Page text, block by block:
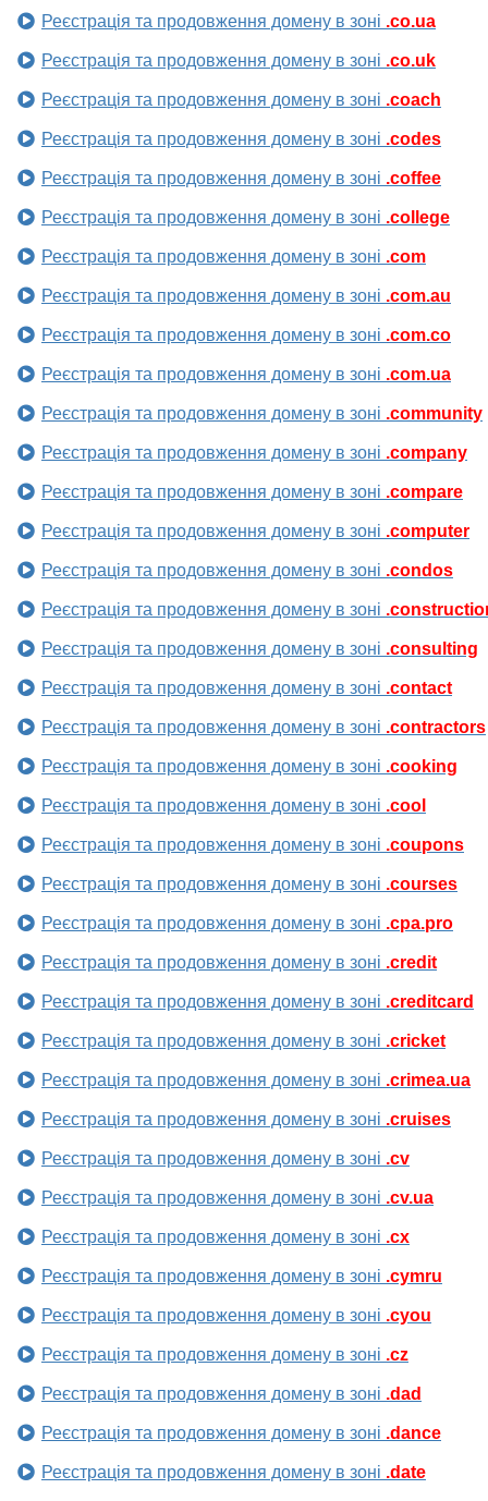
Реєстрація та продовження домену в зоні .co.ua
Реєстрація та продовження домену в зоні .co.uk
Реєстрація та продовження домену в зоні .coach
Реєстрація та продовження домену в зоні .codes
Реєстрація та продовження домену в зоні .coffee
Реєстрація та продовження домену в зоні .college
Реєстрація та продовження домену в зоні .com
Реєстрація та продовження домену в зоні .com.au
Реєстрація та продовження домену в зоні .com.co
Реєстрація та продовження домену в зоні .com.ua
Реєстрація та продовження домену в зоні .community
Реєстрація та продовження домену в зоні .company
Реєстрація та продовження домену в зоні .compare
Реєстрація та продовження домену в зоні .computer
Реєстрація та продовження домену в зоні .condos
Реєстрація та продовження домену в зоні
Реєстрація та продовження домену в зоні .consulting
Реєстрація та продовження домену в зоні .contact
Реєстрація та продовження домену в зоні .contractors
Реєстрація та продовження домену в зоні .cooking
Реєстрація та продовження домену в зоні .cool
Реєстрація та продовження домену в зоні .coupons
Реєстрація та продовження домену в зоні .courses
Реєстрація та продовження домену в зоні .cpa.pro
Реєстрація та продовження домену в зоні .credit
Реєстрація та продовження домену в зоні .creditcard
Реєстрація та продовження домену в зоні .cricket
Реєстрація та продовження домену в зоні .crimea.ua
Реєстрація та продовження домену в зоні .cruises
Реєстрація та продовження домену в зоні .cv
Реєстрація та продовження домену в зоні .cv.ua
Реєстрація та продовження домену в зоні .cx
Реєстрація та продовження домену в зоні .cymru
Реєстрація та продовження домену в зоні .cyou
Реєстрація та продовження домену в зоні .cz
Реєстрація та продовження домену в зоні .dad
Реєстрація та продовження домену в зоні .dance
Реєстрація та продовження домену в зоні .date